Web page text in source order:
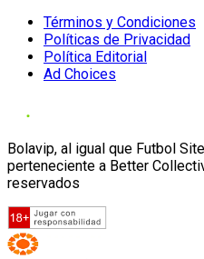
Términos y Condiciones
Políticas de Privacidad
Política Editorial
Ad Choices
Bolavip, al igual que Futbol
perteneciente a Better
reservados